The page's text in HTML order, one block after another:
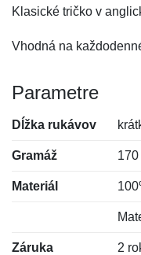
Klasické tričko v
Vhodná na
Parametre
Dĺžka rukávov
Gramáž 170
Materiál
Záruka 2